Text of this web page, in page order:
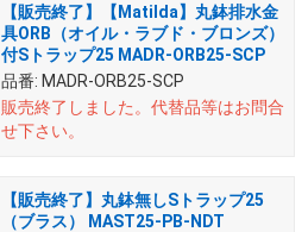
【販売終了】【Matilda】丸鉢排水金
具ORB（オイル・ラブド・ブロンズ）
付Sトラップ25 MADR-ORB25-SCP
品番: MADR-ORB25-SCP
販売終了しました。 代替品等はお問合
せ下さい。
【販売終了】丸鉢無しSトラップ25
（ブラス） MAST25-PB-NDT